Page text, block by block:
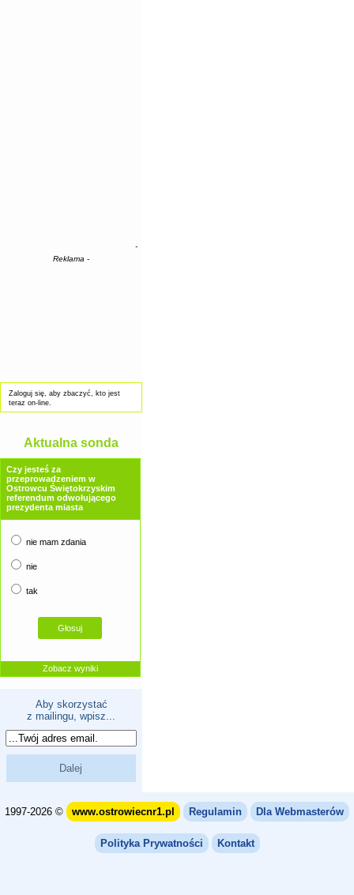
-
Reklama -
Zaloguj się, aby zbaczyć, kto jest
teraz on-line.
Aktualna sonda
Czy jesteś za
przeprowadzeniem w
Ostrowcu Świętokrzyskim
referendum odwołującego
prezydenta miasta
nie mam zdania
nie
tak
Zobacz wyniki
Aby skorzystać
z mailingu, wpisz...
1997-2026 © www.ostrowiecnr1.pl Regulamin Dla Webmasterów
Polityka Prywatności Kontakt